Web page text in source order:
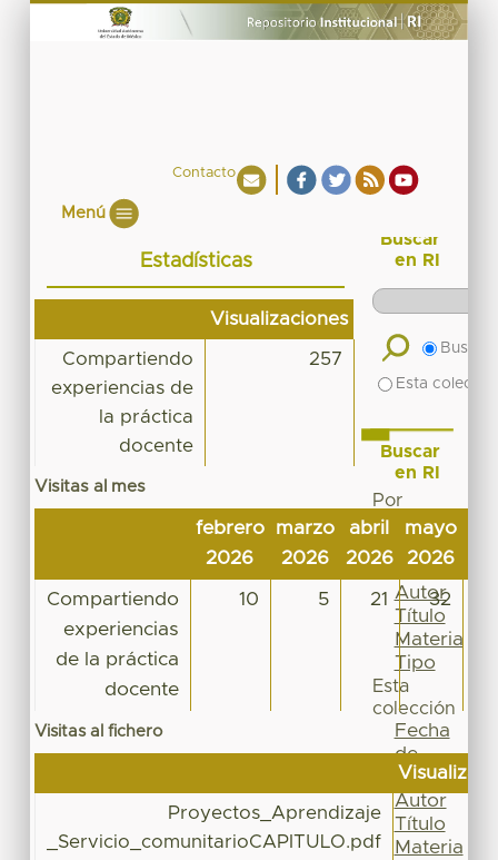
Contacto
Menú
Estadísticas
Visualizaciones
Compartiendo
experiencias de
la práctica
docente
257
Visitas al mes
febrero
2026
marzo
2026
abril
2026
mayo
2026
Compartiendo
experiencias
de la práctica
docente
10 5 21 32
Visitas al fichero
Proyectos_Aprendizaje
_Servicio_comunitarioCAPITULO.pdf
Buscar
en RI
Buscar
Esta
Buscar
en RI
Por
Fecha
de
publicación
Autor
Título
Materia
Tipo
Esta
colección
Fecha
de
publicación
Autor
Título
Materia